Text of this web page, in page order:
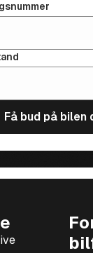
Få bud på bilen